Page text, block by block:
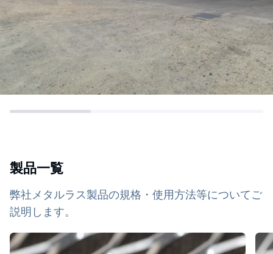
製品一覧
弊社メタルラス製品の規格・使用方法等についてご
説明します。